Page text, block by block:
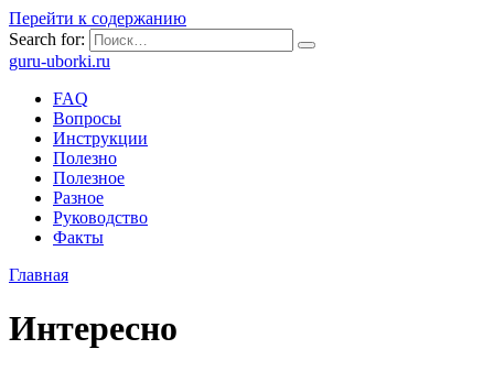
Перейти к содержанию
Search for:
guru-uborki.ru
FAQ
Вопросы
Инструкции
Полезно
Полезное
Разное
Руководство
Факты
Главная
Интересно